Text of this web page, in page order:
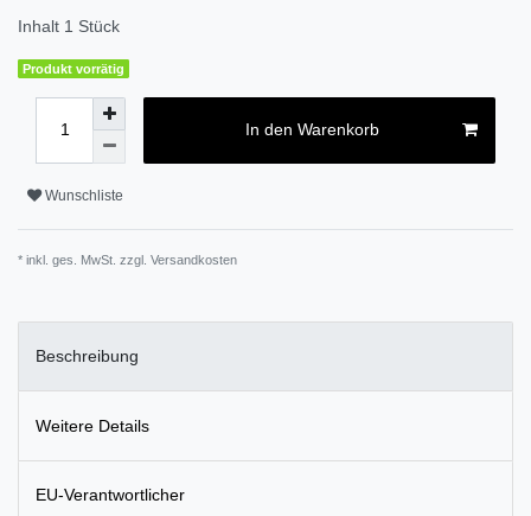
Inhalt 1 Stück
Produkt vorrätig
In den Warenkorb
Wunschliste
* inkl. ges. MwSt. zzgl. Versandkosten
Beschreibung
Weitere Details
EU-Verantwortlicher